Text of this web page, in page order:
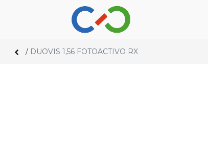
/ DUOVIS 1,56 FOTOACTIVO RX